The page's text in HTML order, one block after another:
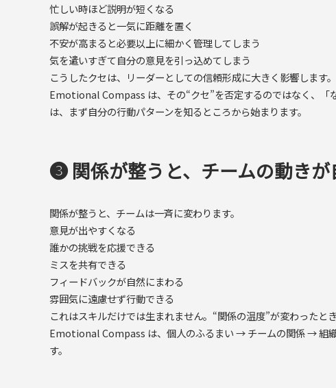
忙しい時ほど説明が短くなる
誤解が起きると一気に距離を置く
不安が高まると必要以上に細かく管理してしまう
気を遣いすぎて自分の意見を引っ込めてしまう
こうしたクセは、リーダーとしての信頼形成に大きく影響します。
Emotional Compass は、その“クセ”を否定するのではなく、「
は、まず自分の行動パターンを知るところから始まります。
❸ 関係が整うと、チームの動きが
関係が整うと、チームは一斉に変わります。
意見が出やすくなる
誰かの挑戦を応援できる
ミスを共有できる
フィードバックが自然にまわる
雰囲気に遠慮せず行動できる
これはスキルだけでは生まれません。“関係の温度”が変わったと
Emotional Compass は、個人のふるまい → チームの関係 → 組
す。